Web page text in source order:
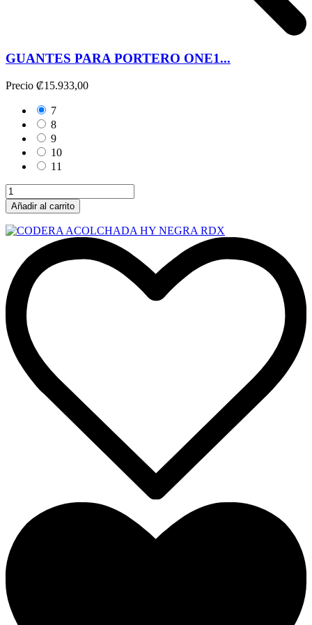
GUANTES PARA PORTERO ONE1...
Precio ₡15.933,00
7
8
9
10
11
Añadir al carrito